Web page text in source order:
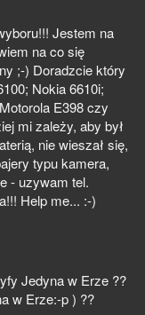
Jestem na
na co się
;-) Doradzcie który
Nokia 6610i;
E398 czy
mi zależy, aby był
nie wieszał się,
typu kamera,
- uzywam tel.
Help me... :-)
Jedyna w Erze ??
w Erze:-p ) ??